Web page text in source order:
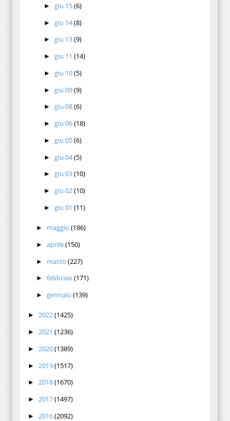
► giu 15(6)
► giu 14(8)
► giu 13(9)
► giu 11(14)
► giu 10(5)
► giu 09(9)
► giu 08(6)
► giu 06(18)
► giu 05(6)
► giu 04(5)
► giu 03(10)
► giu 02(10)
► giu 01(11)
► maggio (186)
► aprile(150)
► marzo (227)
► febbraio (171)
► gennaio (139)
► 2022(1425)
► 2021 (1236)
► 2020(1389)
► 2019(1517)
► 2018(1670)
► 2017(1497)
► 2016(2092)